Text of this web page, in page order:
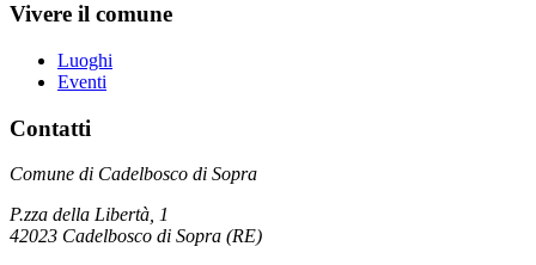
Vivere il comune
Luoghi
Eventi
Contatti
Comune di Cadelbosco di Sopra
P.zza della Libertà, 1
42023 Cadelbosco di Sopra (RE)